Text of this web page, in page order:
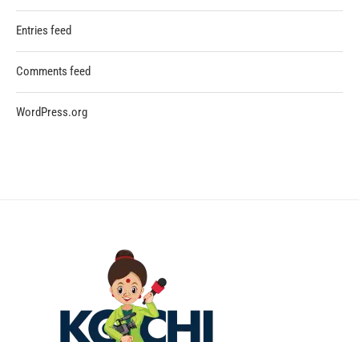
Entries feed
Comments feed
WordPress.org